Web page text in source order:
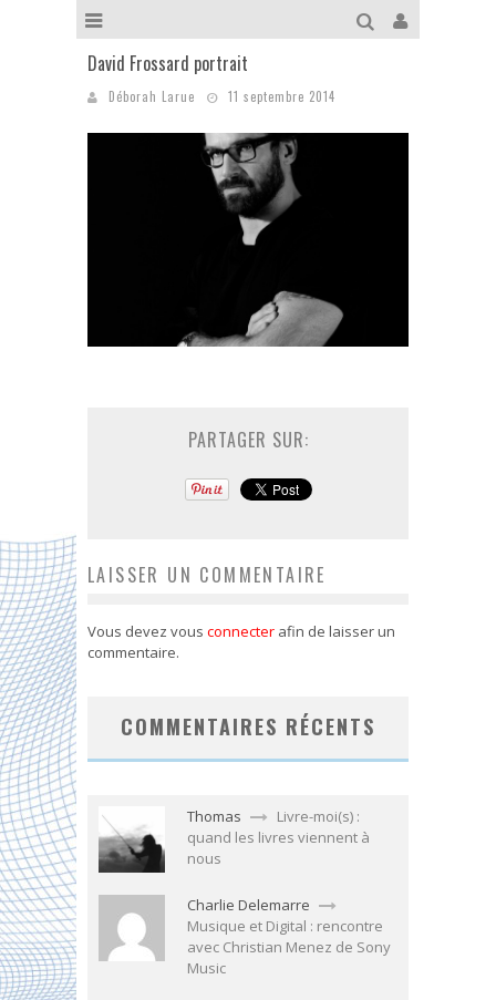
David Frossard portrait
Déborah Larue 11 septembre 2014
PARTAGER SUR:
LAISSER UN COMMENTAIRE
Vous devez vous connecter afin de laisser un
commentaire.
COMMENTAIRES RÉCENTS
Thomas
Livre-moi(s) :
quand les livres viennent à
nous
Charlie Delemarre
Musique et Digital : rencontre
avec Christian Menez de Sony
Music